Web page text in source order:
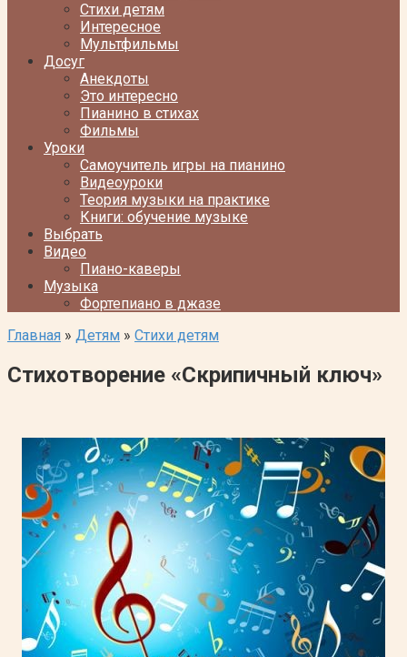
Стихи детям
Интересное
Мультфильмы
Досуг
Анекдоты
Это интересно
Пианино в стихах
Фильмы
Уроки
Самоучитель игры на пианино
Видеоуроки
Теория музыки на практике
Книги: обучение музыке
Выбрать
Видео
Пиано-каверы
Музыка
Фортепиано в джазе
Главная » Детям » Стихи детям
Стихотворение «Скрипичный ключ»